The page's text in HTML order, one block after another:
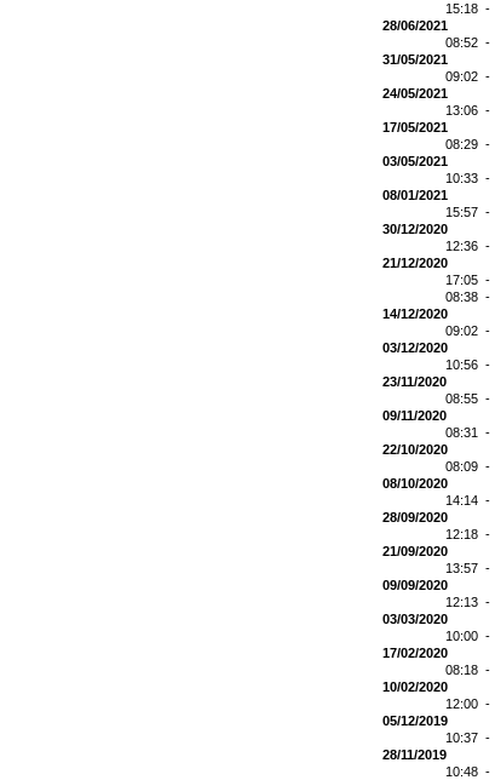
15:18 -
28/06/2021
08:52 -
31/05/2021
09:02 -
24/05/2021
13:06 -
17/05/2021
08:29 -
03/05/2021
10:33 -
08/01/2021
15:57 -
30/12/2020
12:36 -
21/12/2020
17:05 -
08:38 -
14/12/2020
09:02 -
03/12/2020
10:56 -
23/11/2020
08:55 -
09/11/2020
08:31 -
22/10/2020
08:09 -
08/10/2020
14:14 -
28/09/2020
12:18 -
21/09/2020
13:57 -
09/09/2020
12:13 -
03/03/2020
10:00 -
17/02/2020
08:18 -
10/02/2020
12:00 -
05/12/2019
10:37 -
28/11/2019
10:48 -